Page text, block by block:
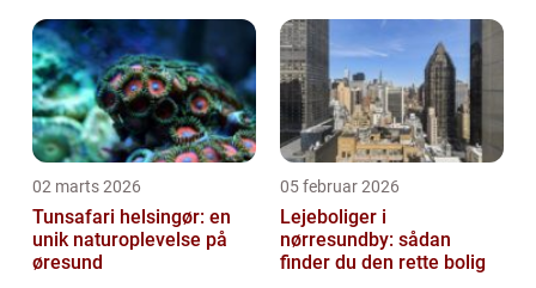
02 marts 2026
Tunsafari helsingør: en
unik naturoplevelse på
øresund
05 februar 2026
Lejeboliger i
nørresundby: sådan
finder du den rette bolig